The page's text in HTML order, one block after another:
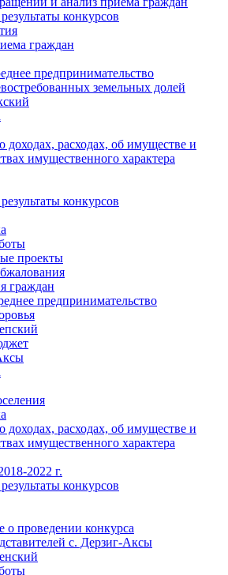
конкурсов
граждан
предпринимательство
земельных долей
доходах, расходах, об имуществе и
имущественного характера
конкурсов
проекты
граждан
предпринимательство
доходах, расходах, об имуществе и
имущественного характера
2022 г.
конкурсов
о проведении конкурса
с. Дерзиг-Аксы